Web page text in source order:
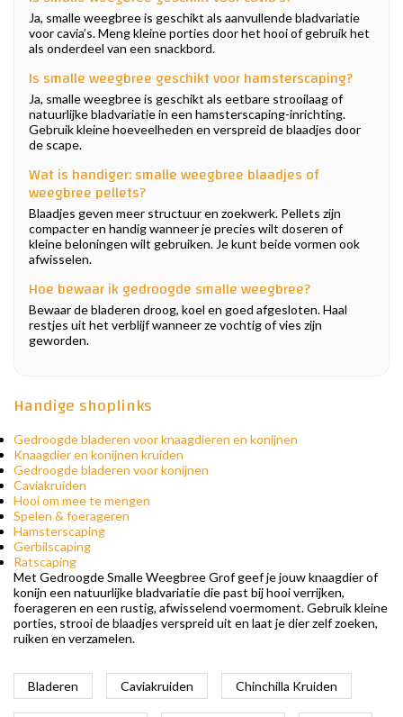
Ja, smalle weegbree is geschikt als aanvullende bladvariatie
voor cavia’s. Meng kleine porties door het hooi of gebruik het
als onderdeel van een snackbord.
Is smalle weegbree geschikt voor hamsterscaping?
Ja, smalle weegbree is geschikt als eetbare strooilaag of
natuurlijke bladvariatie in een hamsterscaping-inrichting.
Gebruik kleine hoeveelheden en verspreid de blaadjes door
de scape.
Wat is handiger: smalle weegbree blaadjes of
weegbree pellets?
Blaadjes geven meer structuur en zoekwerk. Pellets zijn
compacter en handig wanneer je precies wilt doseren of
kleine beloningen wilt gebruiken. Je kunt beide vormen ook
afwisselen.
Hoe bewaar ik gedroogde smalle weegbree?
Bewaar de bladeren droog, koel en goed afgesloten. Haal
restjes uit het verblijf wanneer ze vochtig of vies zijn
geworden.
Handige shoplinks
Gedroogde bladeren voor knaagdieren en konijnen
Knaagdier en konijnen kruiden
Gedroogde bladeren voor konijnen
Caviakruiden
Hooi om mee te mengen
Spelen & foerageren
Hamsterscaping
Gerbilscaping
Ratscaping
Met Gedroogde Smalle Weegbree Grof geef je jouw knaagdier of
konijn een natuurlijke bladvariatie die past bij hooi verrijken,
foerageren en een rustig, afwisselend voermoment. Gebruik kleine
porties, strooi de blaadjes verspreid uit en laat je dier zelf zoeken,
ruiken en verzamelen.
Bladeren Caviakruiden Chinchilla Kruiden